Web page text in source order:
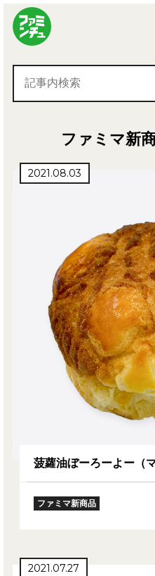
ファミマ新
2021.08.03
菠蘿油ぼーろーよー（
ファミマ新商品
2021.07.27